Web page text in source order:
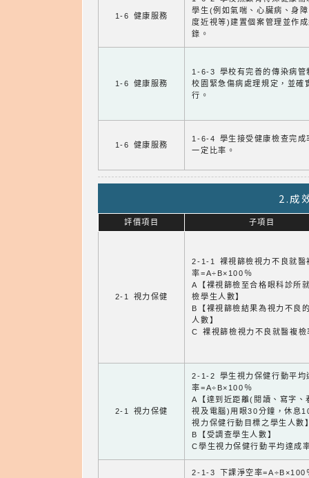
1-6 健康服務
學生(例如氣喘、心臟病、身
度近視等)建置個案管理並作
錄。
1-6 健康服務
1-6-3 學校有完善的傳染病管
校園緊急傷病處理規定，並確
行。
1-6 健康服務
1-6-4 學生接受健康檢查完成
一定比率。
2.成
評價項目 子項目
2-1 視力保健
2-1-1 裸視篩檢視力不良就醫
率=A÷B×100％
A【裸視篩檢至合格眼科診所
檢學生人數】
B【裸視篩檢結果為視力不良
人數】
C 裸視篩檢視力不良就醫複檢
2-1 視力保健
2-1-2 學生視力保健行動平均
率=A÷B×100％
A【達到近距離(閱讀、寫字、
視及電腦)用眼30分鐘，休息
視力保健行動目標之學生人數
B【受調查學生人數】
C學生視力保健行動平均達成
2-1-3 下課淨空率=A÷B×100